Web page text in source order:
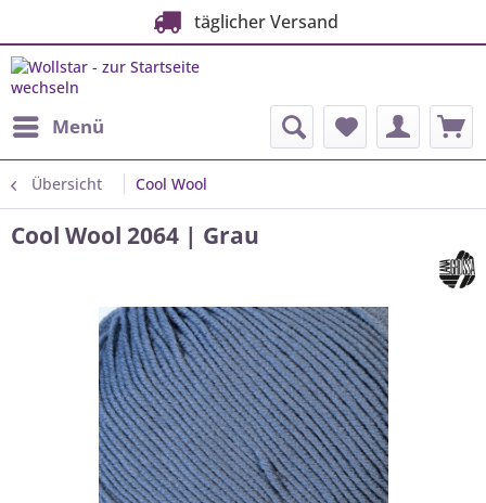
täglicher Versand
Menü
Übersicht Cool Wool
Cool Wool 2064 | Grau